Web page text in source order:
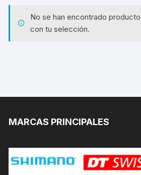
No se han encontrado
con tu selección.
MARCAS PRINCIPALES